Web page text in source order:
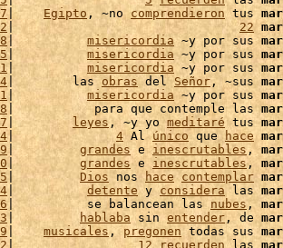
| Egipto , ~no comprendieron tus
| 22
| misericordia ~y por sus
| misericordia ~y por sus
| misericordia ~y por sus
|        las obras del Señor, ~sus
| misericordia ~y por sus
|           para que contemple las
| leyes , ~y yo meditaré tus
| 4 Al único que hace
| grandes e inescrutables ,
| grandes e inescrutables,
| Dios nos hace contemplar
| detente y considera las
|          se balancean las nubes,
| hablaba sin entender, de
| musicales , pregonen todas sus
| 12 recuerden las